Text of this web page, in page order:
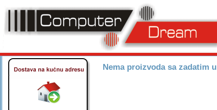
Nema proizvoda sa zadatim